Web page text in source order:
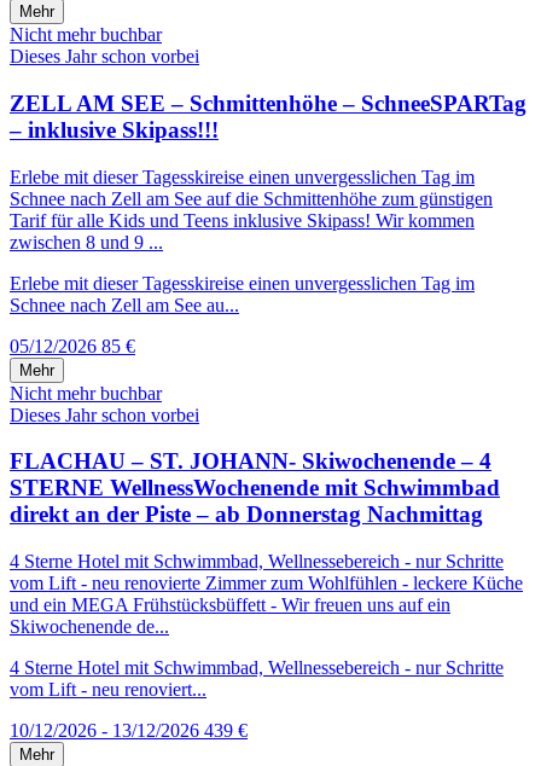
Mehr
Nicht mehr buchbar
Dieses Jahr schon vorbei
ZELL AM SEE – Schmittenhöhe – SchneeSPARTag
– inklusive Skipass!!!
Erlebe mit dieser Tagesskireise einen unvergesslichen Tag im
Schnee nach Zell am See auf die Schmittenhöhe zum günstigen
Tarif für alle Kids und Teens inklusive Skipass! Wir kommen
zwischen 8 und 9 ...
Erlebe mit dieser Tagesskireise einen unvergesslichen Tag im
Schnee nach Zell am See au...
05/12/2026 85 €
Mehr
Nicht mehr buchbar
Dieses Jahr schon vorbei
FLACHAU – ST. JOHANN- Skiwochenende – 4
STERNE WellnessWochenende mit Schwimmbad
direkt an der Piste – ab Donnerstag Nachmittag
4 Sterne Hotel mit Schwimmbad, Wellnessebereich - nur Schritte
vom Lift - neu renovierte Zimmer zum Wohlfühlen - leckere Küche
und ein MEGA Frühstücksbüffett - Wir freuen uns auf ein
Skiwochenende de...
4 Sterne Hotel mit Schwimmbad, Wellnessebereich - nur Schritte
vom Lift - neu renoviert...
10/12/2026 - 13/12/2026 439 €
Mehr